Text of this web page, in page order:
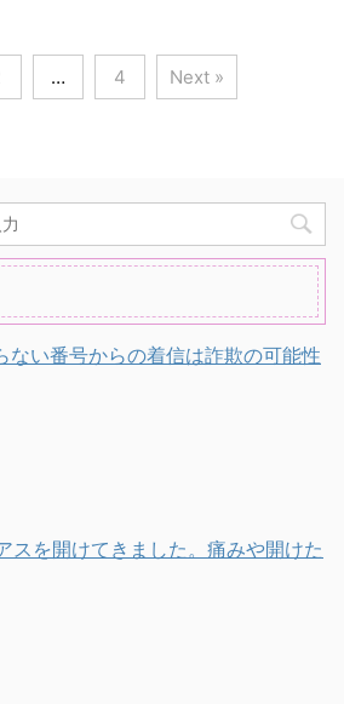
… 4 Next »
ない番号からの着信は詐欺の可能性
スを開けてきました。痛みや開けた